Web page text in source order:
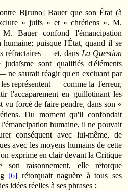
B[runo] Bauer que son État (à
« juifs » et « chrétiens ». M.
Bauer confond l'émancipation
puisque l'État, quand il se
réfractaires — et, dans La Question
sont qualifiés d'éléments
ne saurait réagir qu'en excluant par
représentent — comme la Terreur,
l'accaparement en guillotinant les
forcé de faire pendre, dans son «
Du moment qu'il confondait
humaine, il ne pouvait
conséquent avec lui-même, de
avec les moyens humains de cette
exprime en clair devant la Critique
raisonnement, elle rétorque
[6] rétorquait naguère à tous ses
idées réelles à ses phrases :